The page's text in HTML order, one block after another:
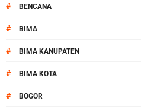
# BENCANA
# BIMA
# BIMA KANUPATEN
# BIMA KOTA
# BOGOR